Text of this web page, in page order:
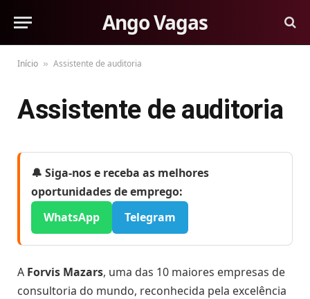
Ango Vagas
Início » Assistente de auditoria
Assistente de auditoria
🔔 Siga-nos e receba as melhores
oportunidades de emprego:
WhatsApp
Telegram
A Forvis Mazars, uma das 10 maiores empresas de
consultoria do mundo, reconhecida pela excelência